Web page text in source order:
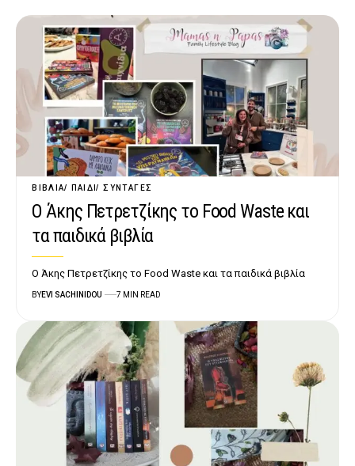
ΒΙΒΛΊΑ ΠΑΙΔΊ ΣΥΝΤΑΓΈΣ
Ο Άκης Πετρετζίκης το Food Waste και
τα παιδικά βιβλία
Ο Άκης Πετρετζίκης το Food Waste και τα παιδικά βιβλία
BYEVI SACHINIDOU 7 MIN READ